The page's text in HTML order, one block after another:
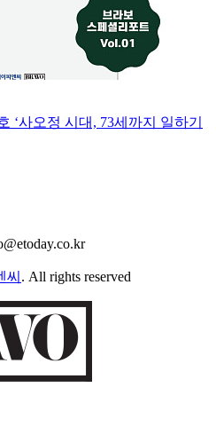
‘사오정 시대, 73세까지 일하기
씨 . All rights reserved